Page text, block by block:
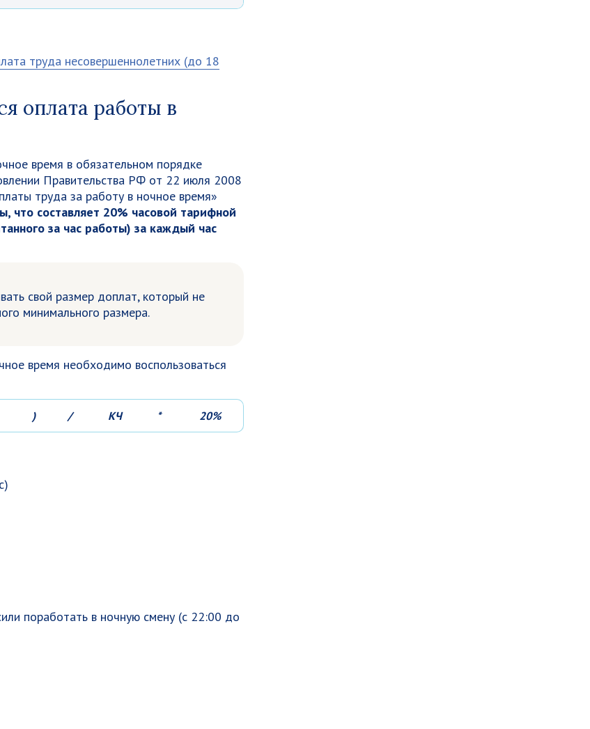
труда несовершеннолетних (до 18
оплата работы в
время в обязательном порядке
Правительства РФ от 22 июля 2008
труда за работу в ночное время»
что составляет 20% часовой тарифной
за час работы) за каждый час
свой размер доплат, который не
минимального размера.
время необходимо воспользоваться
) / КЧ * 20%
поработать в ночную смену (с 22:00 до